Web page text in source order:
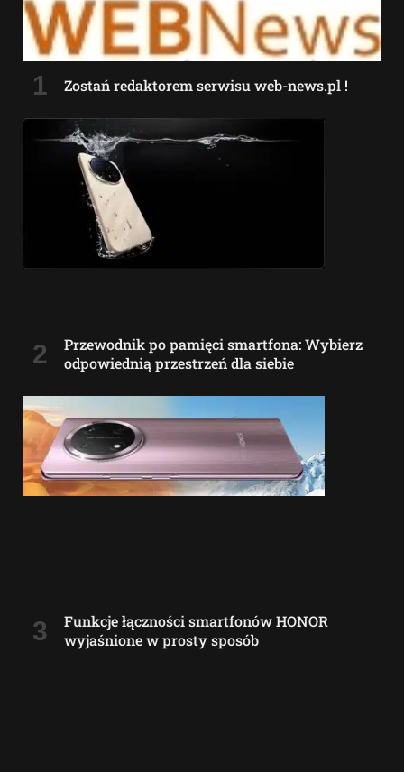
Zostań redaktorem serwisu web-news.pl !
Przewodnik po pamięci smartfona: Wybierz
odpowiednią przestrzeń dla siebie
Funkcje łączności smartfonów HONOR
wyjaśnione w prosty sposób